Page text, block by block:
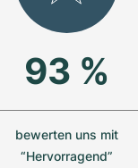
93 %
bewerten uns mit
“Hervorragend”